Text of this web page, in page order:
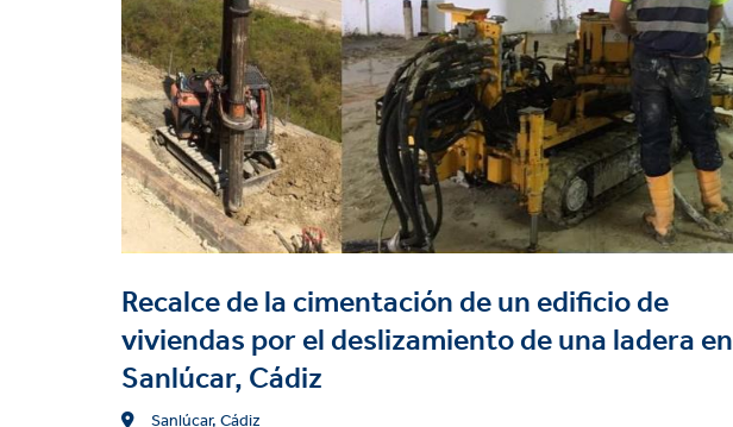
Recalce de la cimentación de un edificio de
viviendas por el deslizamiento de una ladera en
Sanlúcar, Cádiz
Técnicas
Pilotes hincados hormigonados in situ